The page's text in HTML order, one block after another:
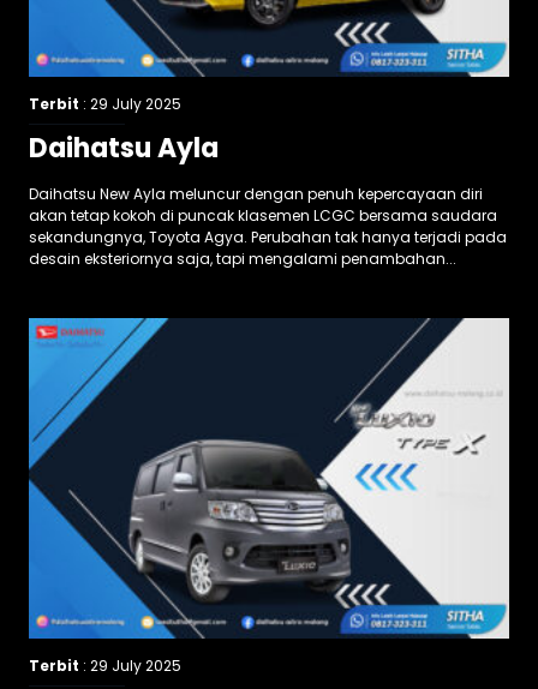
Terbit : 29 July 2025
Daihatsu Ayla
Daihatsu New Ayla meluncur dengan penuh kepercayaan diri
akan tetap kokoh di puncak klasemen LCGC bersama saudara
sekandungnya, Toyota Agya. Perubahan tak hanya terjadi pada
desain eksteriornya saja, tapi mengalami penambahan...
Terbit : 29 July 2025